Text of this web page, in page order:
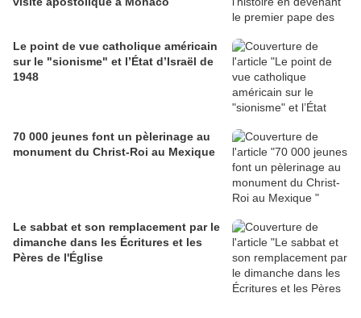
Le point de vue catholique américain
sur le "sionisme" et l’État d’Israël de
1948
70 000 jeunes font un pèlerinage au
monument du Christ-Roi au Mexique
Le sabbat et son remplacement par le
dimanche dans les Écritures et les
Pères de l'Église